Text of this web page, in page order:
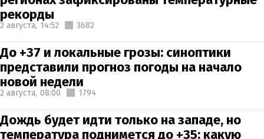
рекорды
2 августа, 14:52 3682
До +37 и локальные грозы: синоптики
представили прогноз погоды на начало
новой недели
2 августа, 08:00 1794
Дождь будет идти только на западе, но
температура поднимется до +35: какую